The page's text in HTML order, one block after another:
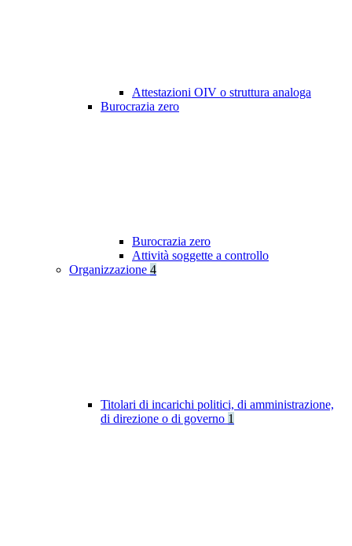
Attestazioni OIV o struttura analoga
Burocrazia zero
Burocrazia zero
Attività soggette a controllo
Organizzazione 4
Titolari di incarichi politici, di amministrazione,
di direzione o di governo 1